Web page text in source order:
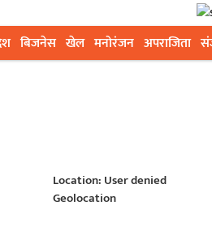
बिजनेस खेल मनोरंजन अपराजिता
Location: User denied
Geolocation